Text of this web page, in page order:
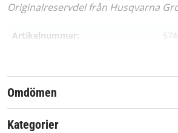
Originalreservdel från Husqvarna
Artikelnummer:
Omdömen
Kategorier